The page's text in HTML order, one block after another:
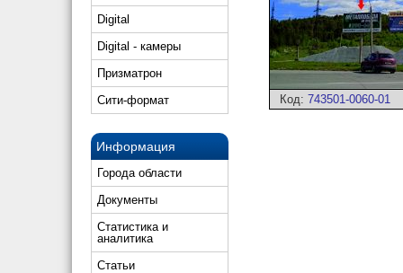
Digital
Digital - камеры
Призматрон
Сити-формат
Информация
Города области
Документы
Статистика и
аналитика
Статьи
Код: 743501-0060-01